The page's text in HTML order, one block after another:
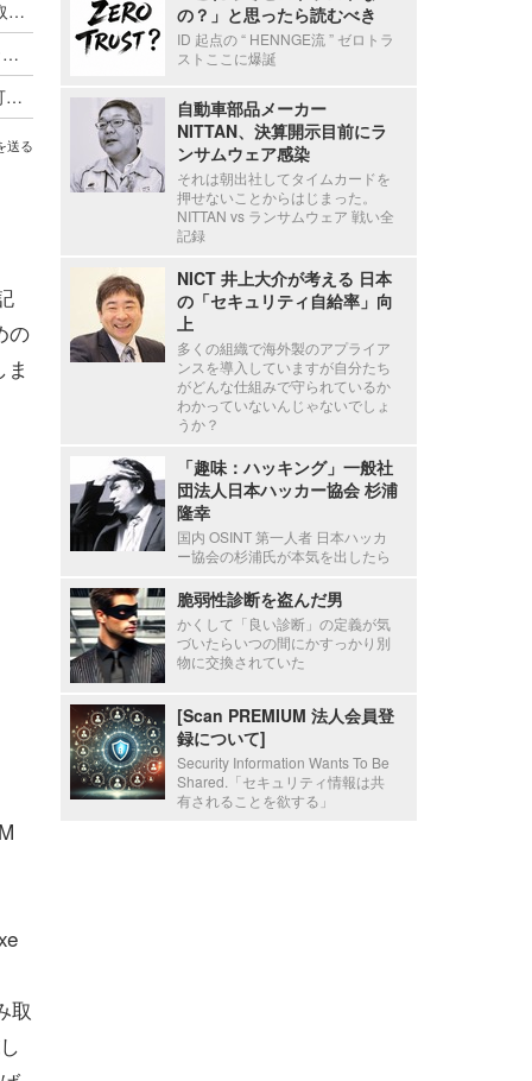
Microsoft Windows OS における管理者権限の奪取につながる ATBroker.exe の特権動作での検証不備（Scan Tech Report）
Nginx UI における認証されていない利用者がバックアップファイルのダウンロードが可能となる脆弱性（Scan Tech Report）
Wazuh における遠隔からの任意のコード実行が可能となるシリアライズデータの検証不備（Scan Tech Report）
送る
の
取
の？」と思ったら読むべき
ID 起点の “ HENNGE流 ” ゼロトラ
ストここに爆誕
自動車部品メーカー
NITTAN、決算開示目前にラ
ンサムウェア感染
それは朝出社してタイムカードを
押せないことからはじまった。
NITTAN vs ランサムウェア 戦い全
記録
NICT 井上大介が考える 日本
の「セキュリティ自給率」向
上
多くの組織で海外製のアプライア
ンスを導入していますが自分たち
がどんな仕組みで守られているか
わかっていないんじゃないでしょ
うか？
「趣味：ハッキング」一般社
団法人日本ハッカー協会 杉浦
隆幸
国内 OSINT 第一人者 日本ハッカ
ー協会の杉浦氏が本気を出したら
脆弱性診断を盗んだ男
かくして「良い診断」の定義が気
づいたらいつの間にかすっかり別
物に交換されていた
[Scan PREMIUM 法人会員登
録について]
Security Information Wants To Be
Shared.「セキュリティ情報は共
有されることを欲する」